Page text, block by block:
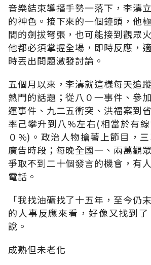
音樂結束導播手勢一落下，李濤
的神色。接下來的一個鐘頭，他
間的劍拔弩張，也可能接到觀眾
他都必須掌握全場，即時反應，
時丟出問題激發討論。
五個月以來，李濤就這樣每天追
熱門的話題；從八０一事件、參
運事件、九二五衝突、洪福案到
率己攀升到八%左右(相當於有
０%)。政治人物搶著上節目，
廣告時段；每晚全國一、兩萬觀
爭取不到二十個發言的機會，有
電話。
「我找油礦找了十五年，至今仍
的人事反應來看，好像又找到
說。
成熟但未老化